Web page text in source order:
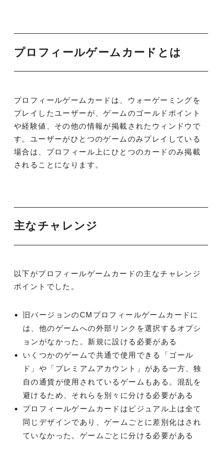
プロフィールゲームカードとは
プロフィールゲームカードは、ウォーゲーミングを
プレイしたユーザーが、ゲームのゴールドポイント
や経験値、その他の情報が掲載されたウィンドウで
す。ユーザーがひとつのゲームのみプレイしている
場合は、プロフィール上にひとつのカードのみ掲載
されることになります。
主なチャレンジ
以下がプロフィールゲームカードの主なチャレンジ
ポイントでした。
旧バージョンのCMプロフィールゲームカードに
は、他のゲームへの外部リンクを選択するオプシ
ョンがなかった。新規に設ける必要がある
いくつかのゲームで共通で使用できる「ゴール
ド」や「プレミアムアカウント」がある一方、独
自の通貨が使用されているゲームもある。混乱を
避けるため、それらを別々に分ける必要がある
プロフィールゲームカードはビジュアル上は全て
同じデザインであり、ゲームごとに差別化はされ
ていなかった。ゲームごとに分ける必要がある